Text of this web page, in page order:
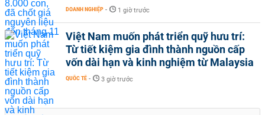
DOANH NGHIỆP - 1 giờ trước
Việt Nam muốn phát triển quỹ hưu trí:
Từ tiết kiệm gia đình thành nguồn cấp
vốn dài hạn và kinh nghiệm từ Malaysia
QUỐC TẾ - 3 giờ trước